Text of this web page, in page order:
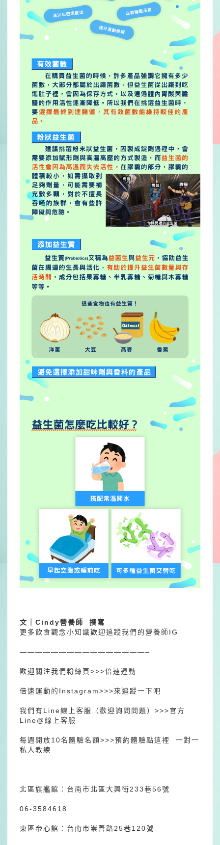
文｜Cindy營養師 撰寫
更多飲食觀念小知識歡迎追蹤我們的營養師IG
————————————————–
歡迎關注我們粉絲頁>>>倍速運動
倍速運動的Instagram>>>來追蹤一下吧
我們有Line線上客服（歡迎詢問問題）>>>官方
Line@線上客服
每週開放10名體驗名額>>>預約體驗點這裡
一對一
私人教練
北區旗艦館：台南市北區大興街233巷56號
06-3584618
東區帝心館：台南市崇善路25巷120號